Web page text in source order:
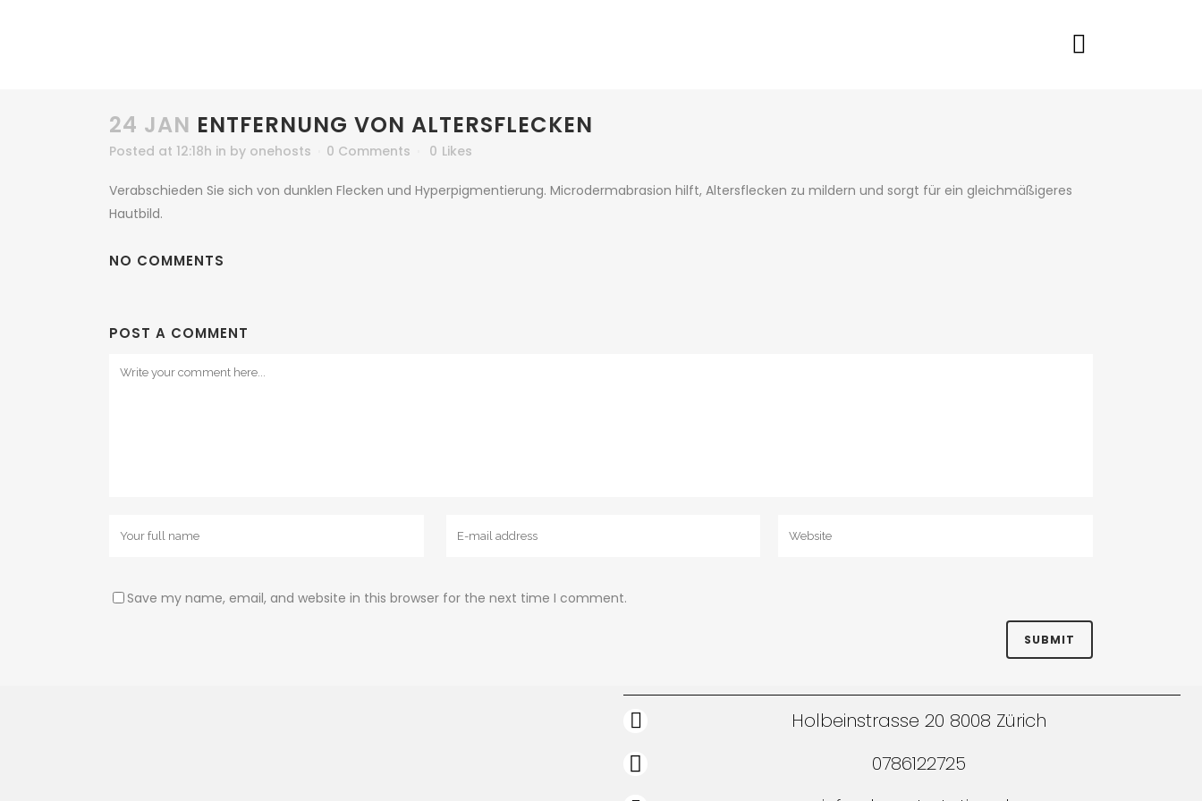
24 JAN ENTFERNUNG VON ALTERSFLECKEN
Posted at 12:18h in by onehosts 0 Comments 0 Likes
Verabschieden Sie sich von dunklen Flecken und Hyperpigmentierung. Microdermabrasion hilft, Altersflecken zu mildern und sorgt für ein gleichmäßigeres
Hautbild.
NO COMMENTS
POST A COMMENT
Save my name, email, and website in this browser for the next time I comment.
Holbeinstrasse 20 8008 Zürich
0786122725